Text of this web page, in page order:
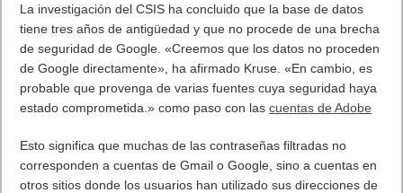
La investigación del CSIS ha concluido que la base de datos
tiene tres años de antigüedad y que no procede de una brecha
de seguridad de Google. «Creemos que los datos no proceden
de Google directamente», ha afirmado Kruse. «En cambio, es
probable que provenga de varias fuentes cuya seguridad haya
estado comprometida.» como paso con lascuentas de Adobe
Esto significa que muchas de las contraseñas filtradas no
corresponden a cuentas de Gmail o Google, sino a cuentas en
otros sitios donde los usuarios han utilizado sus direcciones de